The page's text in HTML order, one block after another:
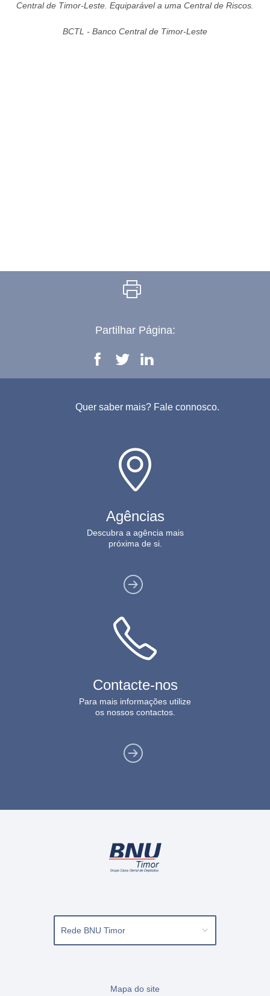
Central de Timor-Leste. Equiparável a uma Central de Riscos.
BCTL - Banco Central de Timor-Leste
Partilhar Página:
Facebook
Twitter
Quer saber mais? Fale connosco.
Agências
Descubra a agência mais
próxima de si.
Agências
Contacte-nos
Para mais informações utilize
os nossos contactos.
Rede BNU Timor
Mapa do site